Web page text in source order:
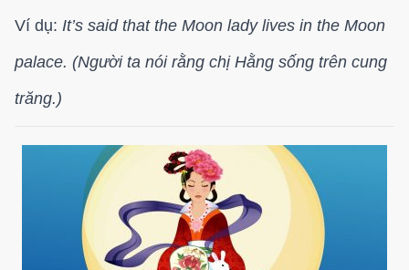
Ví dụ: It’s said that the Moon lady lives in the Moon
palace. (Người ta nói rằng chị Hằng sống trên cung
trăng.)